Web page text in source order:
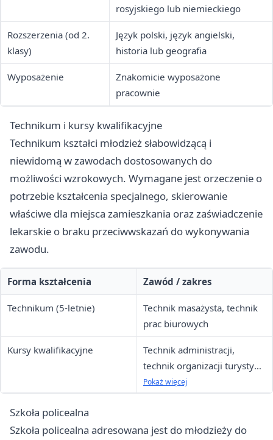
rosyjskiego lub niemieckiego
Rozszerzenia (od 2.
klasy)
Język polski, język angielski,
historia lub geografia
Wyposażenie
Znakomicie wyposażone
pracownie
Technikum i kursy kwalifikacyjne
Technikum kształci młodzież słabowidzącą i
niewidomą w zawodach dostosowanych do
możliwości wzrokowych. Wymagane jest orzeczenie o
potrzebie kształcenia specjalnego, skierowanie
właściwe dla miejsca zamieszkania oraz zaświadczenie
lekarskie o braku przeciwwskazań do wykonywania
zawodu.
Forma kształcenia Zawód / zakres
Technikum (5-letnie)
Technik masażysta, technik
prac biurowych
Kursy kwalifikacyjne
Technik administracji,
technik organizacji turystyki,
technik tyfloinformatyk
Pokaż więcej
Szkoła policealna
Szkoła policealna adresowana jest do młodzieży do